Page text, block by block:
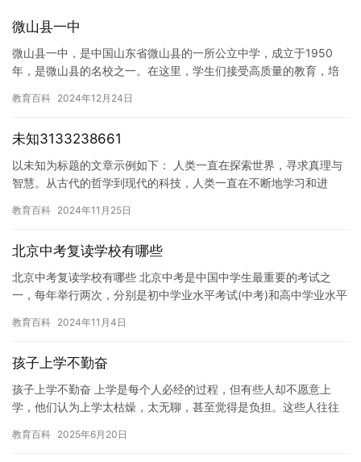
微山县一中
微山县一中，是中国山东省微山县的一所公立中学，成立于1950
年，是微山县的名校之一。在这里，学生们接受高质量的教育，培
础。 …
教育百科 2024年12月24日
未知3133238661
以未知为标题的文章示例如下： 人类一直在探索世界，寻求真理与
智慧。从古代的哲学到现代的科技，人类一直在不断地学习和进
这个…
教育百科 2024年11月25日
北京中考复读学校有哪些
北京中考复读学校有哪些 北京中考是中国中学生最重要的考试之
一，每年举行两次，分别是初中学业水平考试(中考)和高中学业水平
教育百科 2024年11月4日
孩子上学不勤奋
孩子上学不勤奋 上学是每个人必经的过程，但有些人却不愿意上
学，他们认为上学太枯燥，太无聊，甚至觉得是负担。这些人往往
学对于…
教育百科 2025年6月20日